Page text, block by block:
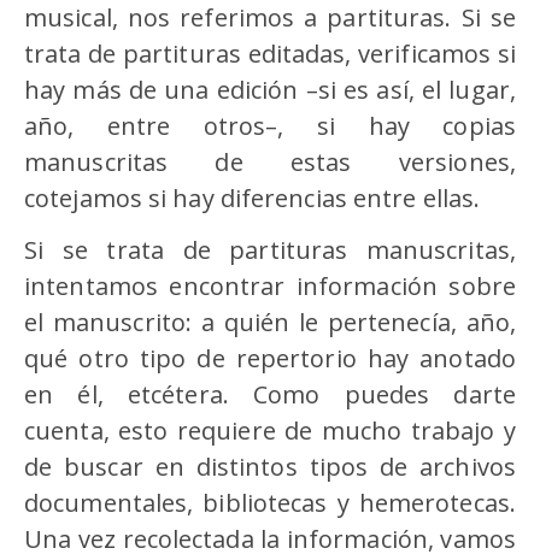
musical, nos referimos a partituras. Si se
trata de partituras editadas, verificamos si
hay más de una edición –si es así, el lugar,
año, entre otros–, si hay copias
manuscritas de estas versiones,
cotejamos si hay diferencias entre ellas.
Si se trata de partituras manuscritas,
intentamos encontrar información sobre
el manuscrito: a quién le pertenecía, año,
qué otro tipo de repertorio hay anotado
en él, etcétera. Como puedes darte
cuenta, esto requiere de mucho trabajo y
de buscar en distintos tipos de archivos
documentales, bibliotecas y hemerotecas.
Una vez recolectada la información, vamos